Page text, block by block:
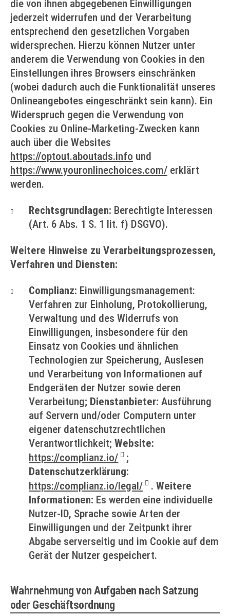
die von ihnen abgegebenen Einwilligungen
jederzeit widerrufen und der Verarbeitung
entsprechend den gesetzlichen Vorgaben
widersprechen. Hierzu können Nutzer unter
anderem die Verwendung von Cookies in den
Einstellungen ihres Browsers einschränken
(wobei dadurch auch die Funktionalität unseres
Onlineangebotes eingeschränkt sein kann). Ein
Widerspruch gegen die Verwendung von
Cookies zu Online-Marketing-Zwecken kann
auch über die Websites
https://optout.aboutads.info und
https://www.youronlinechoices.com/ erklärt
werden.
Rechtsgrundlagen: Berechtigte Interessen
(Art. 6 Abs. 1 S. 1 lit. f) DSGVO).
Weitere Hinweise zu Verarbeitungsprozessen,
Verfahren und Diensten:
Complianz: Einwilligungsmanagement:
Verfahren zur Einholung, Protokollierung,
Verwaltung und des Widerrufs von
Einwilligungen, insbesondere für den
Einsatz von Cookies und ähnlichen
Technologien zur Speicherung, Auslesen
und Verarbeitung von Informationen auf
Endgeräten der Nutzer sowie deren
Verarbeitung; Dienstanbieter: Ausführung
auf Servern und/oder Computern unter
eigener datenschutzrechtlichen
Verantwortlichkeit;Website:
https://complianz.io/
;
Datenschutzerklärung:
https://complianz.io/legal/
.Weitere
Informationen: Es werden eine individuelle
Nutzer-ID, Sprache sowie Arten der
Einwilligungen und der Zeitpunkt ihrer
Abgabe serverseitig und im Cookie auf dem
Gerät der Nutzer gespeichert.
Wahrnehmung von Aufgaben nach Satzung
oder Geschäftsordnung